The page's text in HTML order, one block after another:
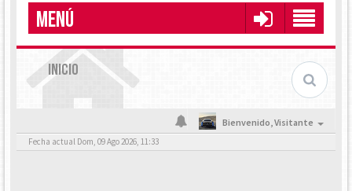
MENÚ
INICIO
Bienvenido,Visitante
Fecha actual Dom, 09 Ago 2026, 11:33